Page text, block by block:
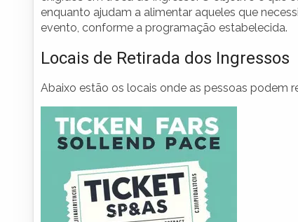
enquanto ajudam a alimentar aqueles que
evento, conforme a programação estabelecida.
Locais de Retirada dos Ingressos
Abaixo estão os locais onde as pessoas podem